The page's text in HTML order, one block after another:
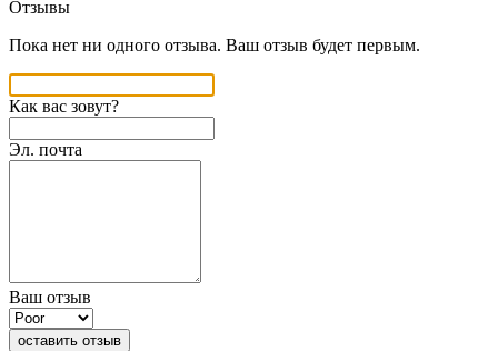
Отзывы
Пока нет ни одного отзыва. Ваш отзыв будет первым.
Как вас зовут?
Эл. почта
Ваш отзыв
оставить отзыв